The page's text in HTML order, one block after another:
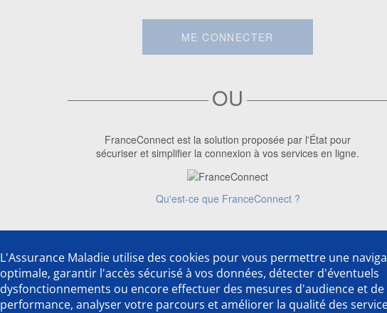
ME CONNECTER
L'Assurance Maladie utilise des cookies pour vous permettre une
optimale, garantir l'accès sécurisé à vos données, détecter d'éventuels
dysfonctionnements ou encore effectuer des mesures d'audience et de
performance, analyser votre parcours et améliorer la qualité des
OU
FranceConnect est la solution proposée par l'État pour
sécuriser et simplifier la connexion à vos services en ligne.
Qu'est-ce que FranceConnect ?